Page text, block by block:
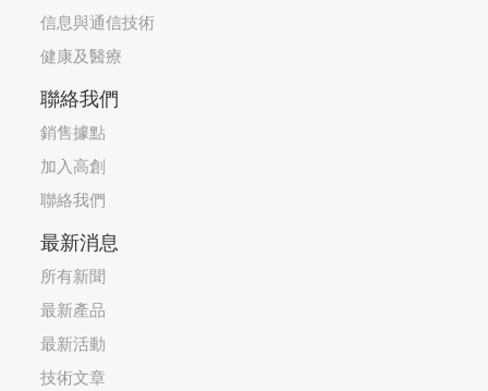
信息與通信技術
健康及醫療
聯絡我們
銷售據點
加入高創
聯絡我們
最新消息
所有新聞
最新產品
最新活動
技術文章